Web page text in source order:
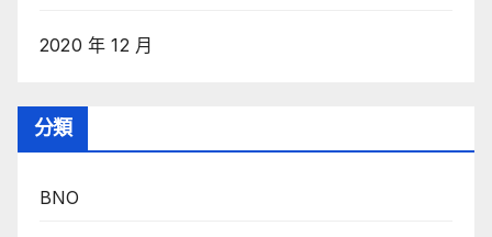
2020 年 12 月
分類
BNO